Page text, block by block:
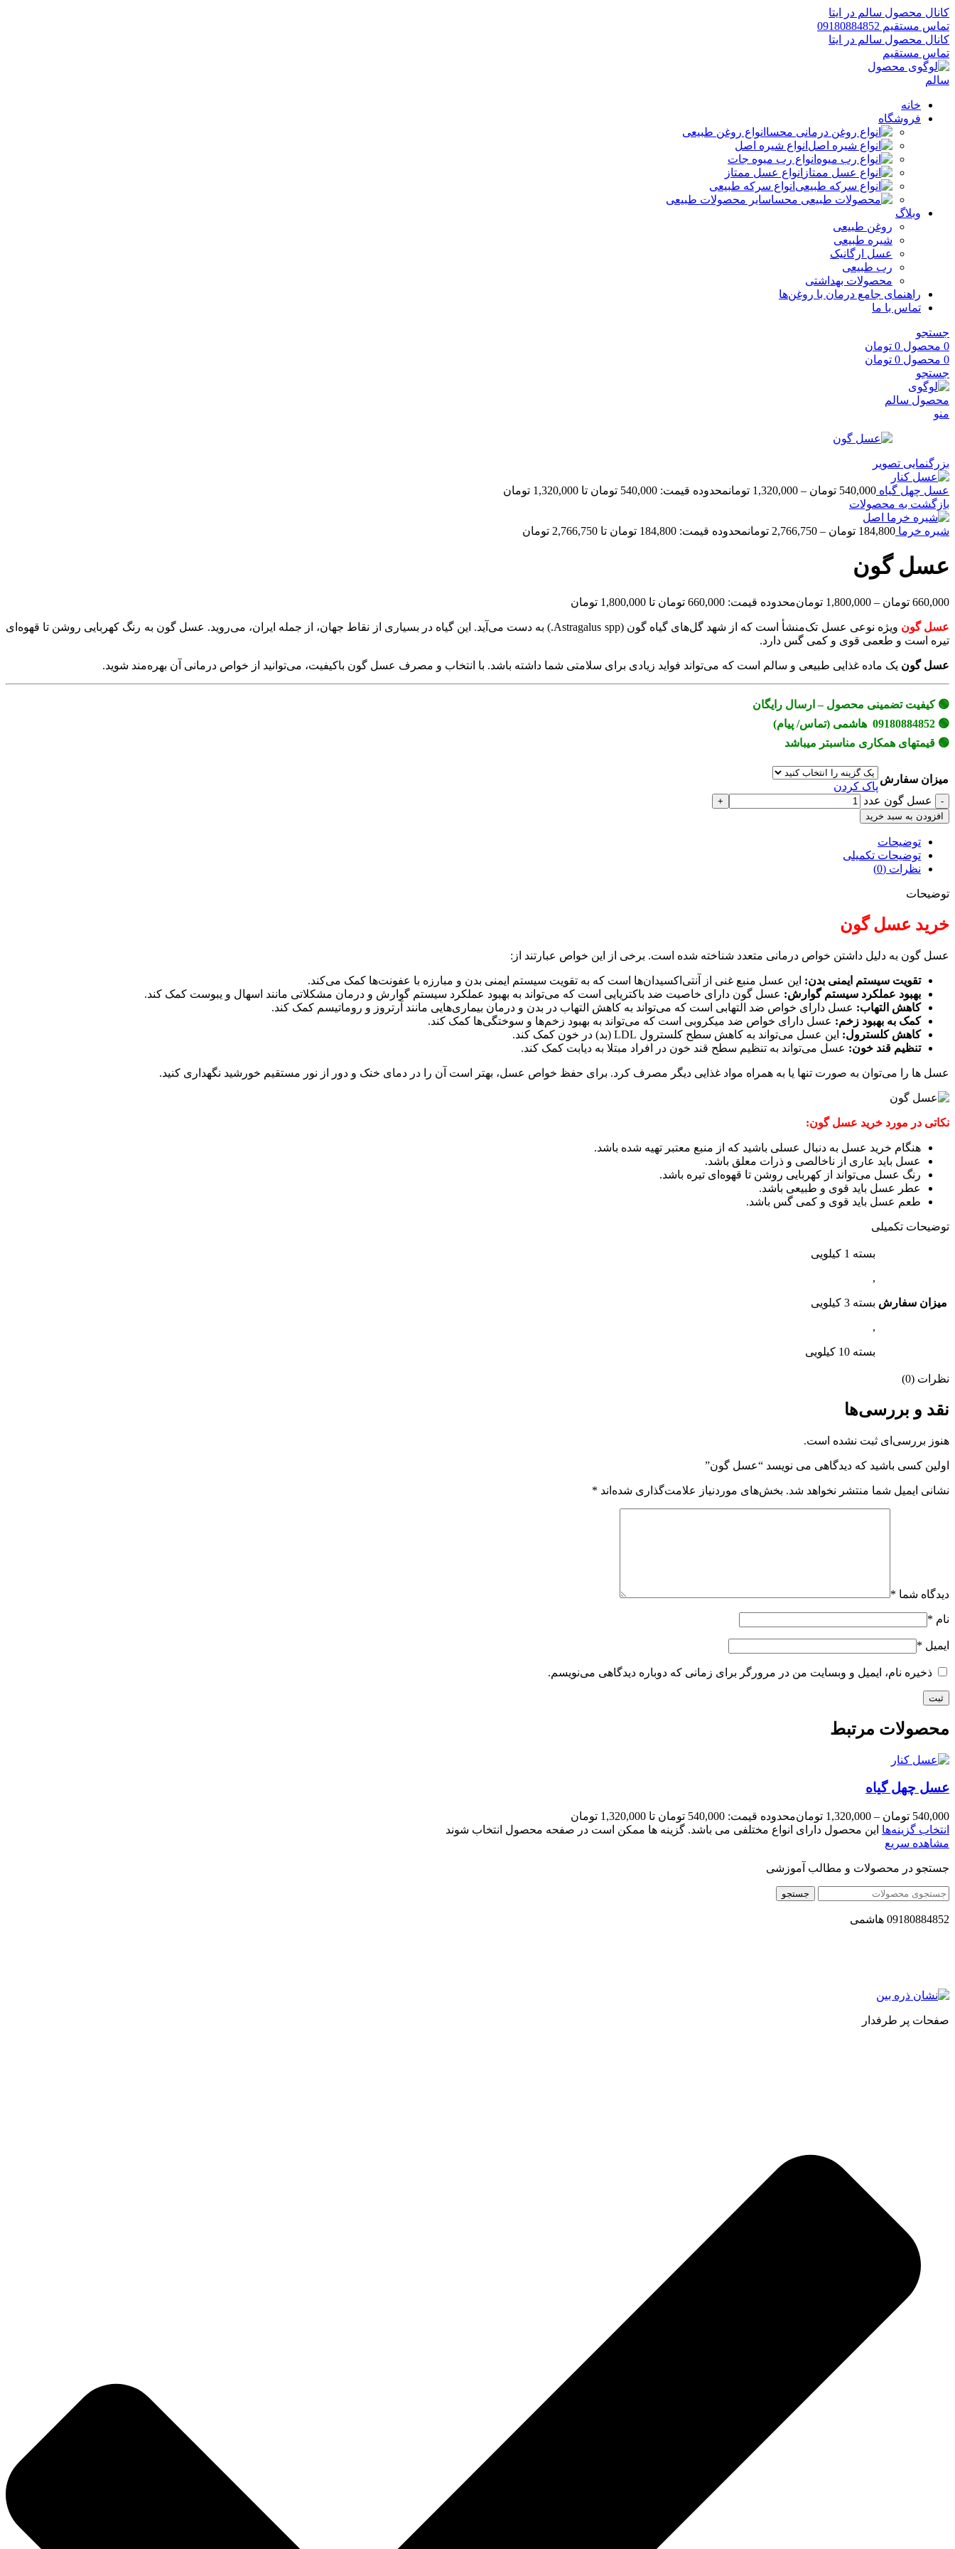
کانال محصول سالم در ایتا
تماس مستقیم 09180884852
کانال محصول سالم در ایتا
تماس مستقیم
خانه
فروشگاه
انواع روغن طبیعی
انواع شیره اصل
انواع رب میوه جات
انواع عسل ممتاز
انواع سرکه طبیعی
سایر محصولات طبیعی
وبلاگ
روغن طبیعی
شیره طبیعی
عسل ارگانیک
رب طبیعی
محصولات بهداشتی
راهنمای جامع درمان با روغن‌ها
تماس با ما
جستجو
0 محصول 0 تومان
0 محصول 0 تومان
جستجو
منو
بزرگنمایی تصویر
عسل چهل گیاه 540,000 تومان –
1,320,000 تومانمحدوده قیمت: 540,000 تومان تا 1,320,000 تومان
بازگشت به محصولات
شیره خرما 184,800 تومان –
2,766,750 تومانمحدوده قیمت: 184,800 تومان تا 2,766,750 تومان
عسل گون
660,000 تومان –
1,800,000 تومانمحدوده قیمت: 660,000 تومان تا 1,800,000 تومان
عسل گون
ویژه نوعی عسل تک‌منشأ است که از شهد گل‌های گیاه گون (Astragalus spp.) به دست می‌آید. این گیاه در بسیاری از نقاط جهان، از جمله ایران، می‌روید. عسل گون به رنگ کهربایی روشن تا قهوه‌ای
تیره است و طعمی قوی و کمی گس دارد.
عسل گون یک ماده غذایی طبیعی و سالم است که می‌تواند فواید زیادی برای سلامتی شما داشته باشد. با انتخاب و مصرف عسل گون باکیفیت، می‌توانید از خواص درمانی آن بهره‌مند شوید.
🟢 کیفیت تضمینی محصول – ارسال رایگان
🟢 09180884852 هاشمی (تماس/ پیام)
🟢 قیمتهای همکاری مناسبتر میباشد
میزان سفارش
پاک کردن
عسل گون عدد
افزودن به سبد خرید
توضیحات
توضیحات تکمیلی
نظرات (0)
توضیحات
خرید عسل گون
عسل گون به دلیل داشتن خواص درمانی متعدد شناخته شده است. برخی از این خواص عبارتند از:
تقویت سیستم ایمنی بدن: این عسل منبع غنی از آنتی‌اکسیدان‌ها است که به تقویت سیستم ایمنی بدن و مبارزه با عفونت‌ها کمک می‌کند.
بهبود عملکرد سیستم گوارش: عسل گون دارای خاصیت ضد باکتریایی است که می‌تواند به بهبود عملکرد سیستم گوارش و درمان مشکلاتی مانند اسهال و یبوست کمک کند.
کاهش التهاب: عسل دارای خواص ضد التهابی است که می‌تواند به کاهش التهاب در بدن و درمان بیماری‌هایی مانند آرتروز و روماتیسم کمک کند.
کمک به بهبود زخم: عسل دارای خواص ضد میکروبی است که می‌تواند به بهبود زخم‌ها و سوختگی‌ها کمک کند.
کاهش کلسترول: این عسل می‌تواند به کاهش سطح کلسترول LDL (بد) در خون کمک کند.
تنظیم قند خون: عسل می‌تواند به تنظیم سطح قند خون در افراد مبتلا به دیابت کمک کند.
عسل ها را می‌توان به صورت تنها یا به همراه مواد غذایی دیگر مصرف کرد. برای حفظ خواص عسل، بهتر است آن را در دمای خنک و دور از نور مستقیم خورشید نگهداری کنید.
نکاتی در مورد خرید عسل گون:
هنگام خرید عسل به دنبال عسلی باشید که از منبع معتبر تهیه شده باشد.
عسل باید عاری از ناخالصی و ذرات معلق باشد.
رنگ عسل می‌تواند از کهربایی روشن تا قهوه‌ای تیره باشد.
عطر عسل باید قوی و طبیعی باشد.
طعم عسل باید قوی و کمی گس باشد.
توضیحات تکمیلی
میزان سفارش
بسته 1 کیلویی
,
بسته 3 کیلویی
,
بسته 10 کیلویی
نظرات (0)
نقد و بررسی‌ها
هنوز بررسی‌ای ثبت نشده است.
اولین کسی باشید که دیدگاهی می نویسد “عسل گون”
نشانی ایمیل شما منتشر نخواهد شد. بخش‌های موردنیاز علامت‌گذاری شده‌اند *
دیدگاه شما *
نام *
ایمیل *
ذخیره نام، ایمیل و وبسایت من در مرورگر برای زمانی که دوباره دیدگاهی می‌نویسم.
محصولات مرتبط
عسل چهل گیاه
540,000 تومان –
1,320,000 تومانمحدوده قیمت: 540,000 تومان تا 1,320,000 تومان
انتخاب گزینه‌ها این محصول دارای انواع مختلفی می باشد. گزینه ها ممکن است در صفحه محصول انتخاب شوند
مشاهده سریع
جستجو در محصولات و مطالب آموزشی
جستجو
09180884852 هاشمی
صفحات پر طرفدار